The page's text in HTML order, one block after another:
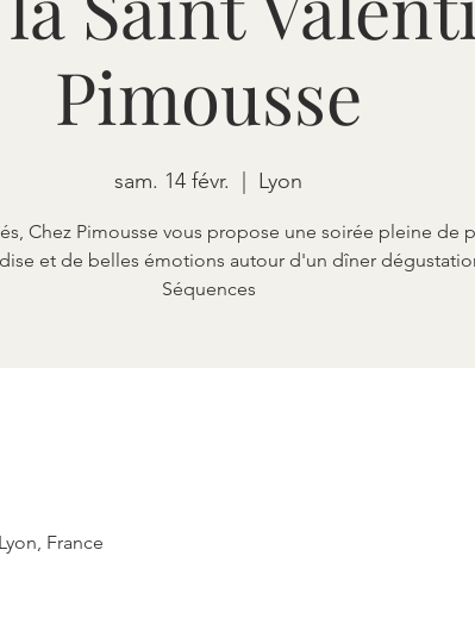
Pimousse
sam. 14 févr. Lyon
Chez Pimousse vous propose une soirée pleine de
et de belles émotions autour d'un dîner
Séquences
France